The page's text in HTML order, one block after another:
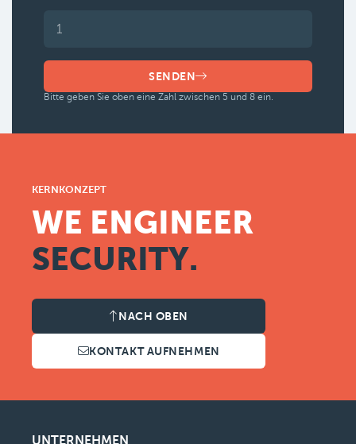
SENDEN
Bitte geben Sie oben eine Zahl zwischen 5 und 8 ein.
KERNKONZEPT
WE ENGINEER
SECURITY.
NACH OBEN
KONTAKT AUFNEHMEN